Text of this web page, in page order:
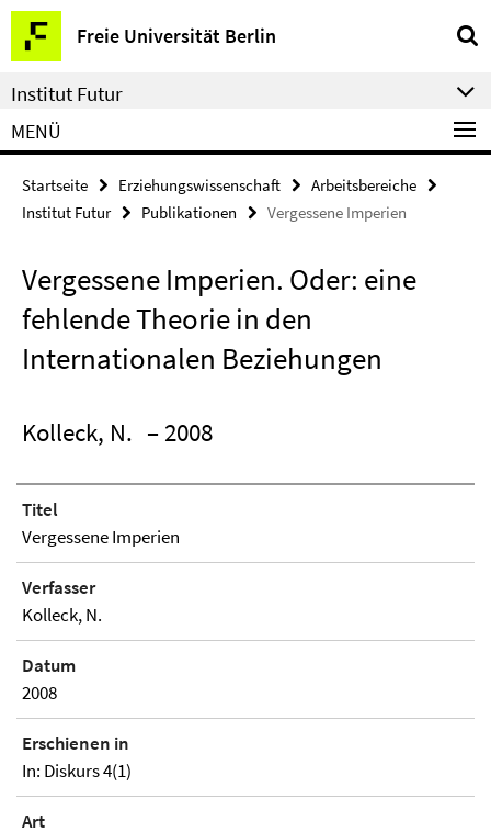
Springe
direkt
zu
Inhalt
Freie Universität Berlin
Service-
Navigation
Institut Futur
MENÜ
Startseite Erziehungswissenschaft
Arbeitsbereiche
Institut Futur
Publikationen Vergessene Imperien
Vergessene Imperien. Oder: eine
fehlende Theorie in den
Internationalen Beziehungen
Kolleck, N. – 2008
Titel
Vergessene Imperien
Verfasser
Kolleck, N.
Datum
2008
Erschienen in
In: Diskurs 4(1)
Art